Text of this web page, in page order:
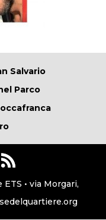
Salvario
Parco
• via Morgari,